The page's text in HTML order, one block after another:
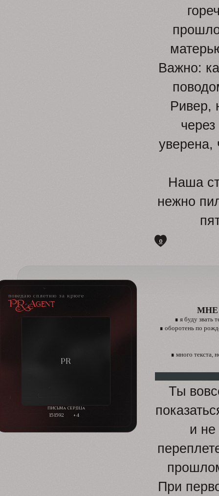
Важно:
Ривер,
уверена,
Наша
нежно
0
поведаю сплетню за крюге
PR-Agent
151592 +4
МНЕ
∎ я буду звать
∎ оборотень по
∎ много текста,
Ты
и
При